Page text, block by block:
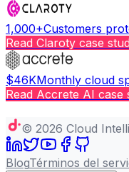
1,000+Customers
Read Claroty case
$46KMonthly cloud
Read Accrete AI case
© 2026 Cloud
BlogTérminos del